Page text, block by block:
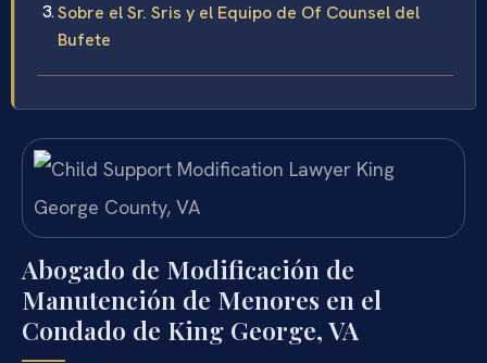
Sobre el Sr. Sris y el Equipo de Of Counsel del
Bufete
Abogado de Modificación de
Manutención de Menores en el
Condado de King George, VA